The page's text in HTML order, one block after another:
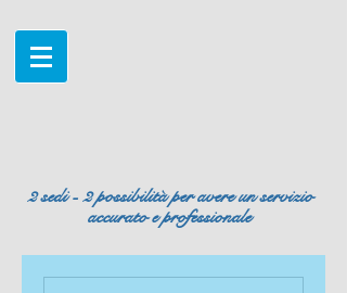
2 sedi - 2 possibilità per avere un servizio
accurato e professionale